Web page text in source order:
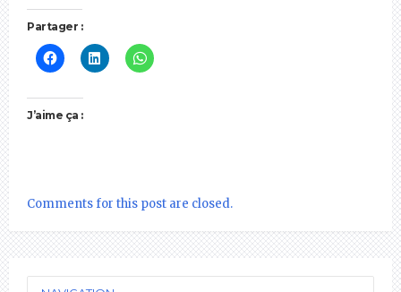
Partager :
J’aime ça :
Comments for this post are closed.